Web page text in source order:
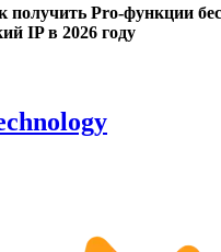
получить Pro-функции
IP в 2026 году